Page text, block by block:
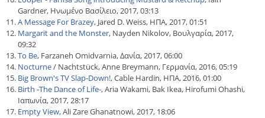
Gardner, Ηνωμένο Βασίλειο, 2017, 03:13
A Message For Brazey, Jared D. Weiss, ΗΠΑ, 2017, 01:51
Margarit and the Monster, Nayden Nikolov, Βουλγαρία, 2017,
09:32
To Be, Farzaneh Omidvarnia, Δανία, 2017, 06:00
Nocturne/ Nachtstück, Anne Breymann, Γερμανία, 2016, 05:19
Big Brown's TV Slap-Down!, Cable Hardin, ΗΠΑ, 2016, 01:00
Birth -The Dance of Life-, Aria Wakami, Bak Ikea, Hirofumi Ohashi,
Ιαπωνία, 2017, 28:17
Empty View, Ali Zare Ghanatnowi, 2017, 18:06